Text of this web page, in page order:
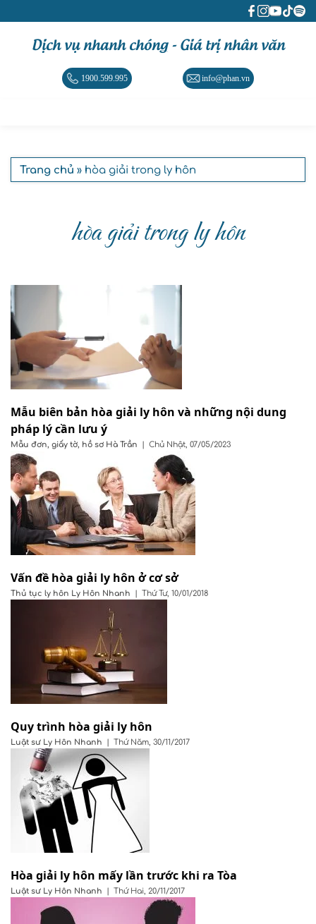
Dịch vụ nhanh chóng - Giá trị nhân văn
1900.599.995 info@phan.vn
Trang chủ » hòa giải trong ly hôn
hòa giải trong ly hôn
Mẫu biên bản hòa giải ly hôn và những nội dung
pháp lý cần lưu ý
Mẫu đơn, giấy tờ, hồ sơ Hà Trần | Chủ Nhật, 07/05/2023
Vấn đề hòa giải ly hôn ở cơ sở
Thủ tục ly hôn Ly Hôn Nhanh | Thứ Tư, 10/01/2018
Quy trình hòa giải ly hôn
Luật sư Ly Hôn Nhanh | Thứ Năm, 30/11/2017
Hòa giải ly hôn mấy lần trước khi ra Tòa
Luật sư Ly Hôn Nhanh | Thứ Hai, 20/11/2017